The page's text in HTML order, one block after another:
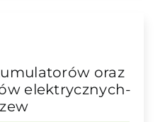
oraz
elektrycznych-